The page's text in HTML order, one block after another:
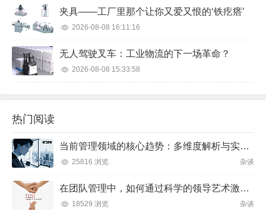
夹具——工厂里那个让你又爱又恨的‘铁疙瘩’
2026-08-08 16:11:16
无人驾驶叉车：工业物流的下一场革命？
2026-08-08 15:33:58
热门阅读
当前管理领域的核心趋势：多维度解析与实践方向
25816 浏览 杂谈
在团队管理中，如何通过科学的领导艺术激发成员潜力并实现目标？
18529 浏览 杂谈